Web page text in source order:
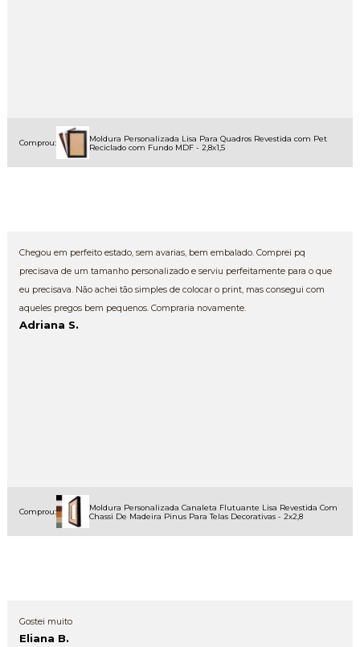
Comprou:
Moldura Personalizada Lisa Para Quadros Revestida com Pet
Reciclado com Fundo MDF - 2,8x1,5
Chegou em perfeito estado, sem avarias, bem embalado. Comprei pq
precisava de um tamanho personalizado e serviu perfeitamente para o que
eu precisava. Não achei tão simples de colocar o print, mas consegui com
aqueles pregos bem pequenos. Compraria novamente.
Adriana S.
Comprou:
Moldura Personalizada Canaleta Flutuante Lisa Revestida Com
Chassi De Madeira Pinus Para Telas Decorativas - 2x2,8
Gostei muito
Eliana B.